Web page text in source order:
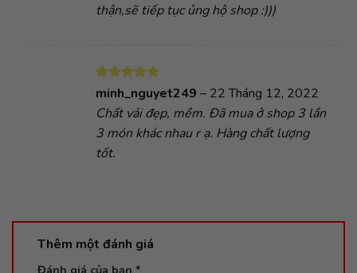
thận,sẽ tiếp tục ủng hộ shop :)))
Được xếp
5
sao
minh_nguyet249 – 22 Tháng 12, 2022
Chất vải đẹp, mềm. Đã mua ở shop 3 lần
3 món khác nhau r ạ. Hàng chất lượng
tốt.
Thêm một đánh giá
Đánh giá của bạn *